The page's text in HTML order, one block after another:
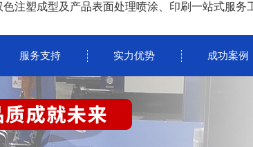
注塑成型及产品表面处理喷涂、印刷一站式服务
服务支持 实力优势 成功案例